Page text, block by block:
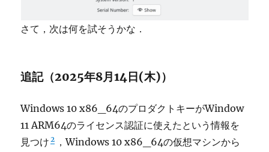
さて，次は何を試そうかな．
追記（2025年8月14日(木)）
Windows 10 x86_64のプロダクトキーがWindow
11 ARM64のライセンス認証に使えたという情報を
見つけ 2 ，Windows 10 x86_64の仮想マシンから